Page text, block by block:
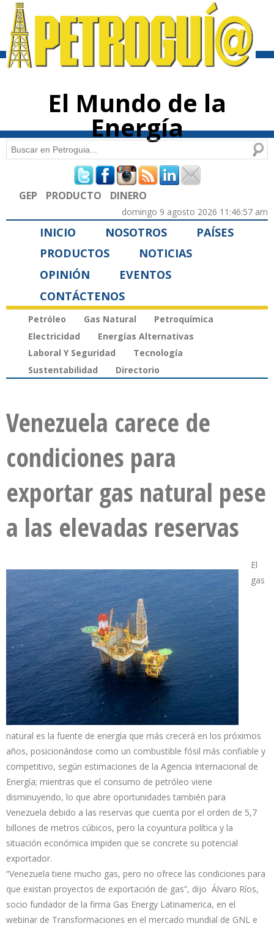
contenido
El Mundo de la
Energía
Formulario de búsqueda
Buscar
GEP PRODUCTO DINERO
domingo 9 agosto 2026 11:46:57 am
INICIO NOSOTROS
PAÍSES
PRODUCTOS
NOTICIAS
OPINIÓN
EVENTOS
CONTÁCTENOS
Petróleo Gas Natural
Petroquímica
Electricidad
Energías Alternativas
Laboral Y Seguridad
Tecnología
Sustentabilidad
Directorio
Venezuela carece de
condiciones para
exportar gas natural pese
a las elevadas reservas
El
gas
natural es la fuente de energía que más crecerá en los próximos
años, posicionándose como un combustible fósil más confiable y
competitivo, según estimaciones de la Agencia Internacional de
Energía; mientras que el consumo de petróleo viene
disminuyendo, lo que abre oportunidades también para
Venezuela debido a las reservas que cuenta por el orden de 5,7
billones de metros cúbicos, pero la coyuntura política y la
situación económica impiden que se concrete su potencial
exportador.
“Venezuela tiene mucho gas, pero no ofrece las condiciones para
que existan proyectos de exportación de gas”, dijo Álvaro Ríos,
socio fundador de la firma Gas Energy Latinamerica, en el
webinar de Transformaciones en el mercado mundial de GNL e